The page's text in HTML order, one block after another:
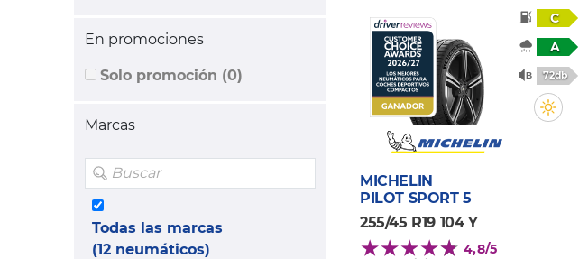
En promociones
Solo promoción (0)
Marcas
Todas las marcas
(12 neumáticos)
C
A
72db
MICHELIN
PILOT SPORT 5
255/45 R19 104 Y
4,8/5